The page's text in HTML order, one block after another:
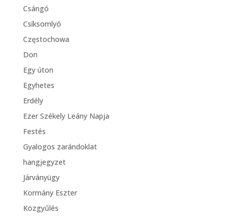
Csángó
Csíksomlyó
Częstochowa
Don
Egy úton
Egyhetes
Erdély
Ezer Székely Leány Napja
Festés
Gyalogos zarándoklat
hangjegyzet
Járványügy
Kormány Eszter
Közgyűlés